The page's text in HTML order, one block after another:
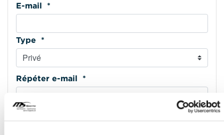
E-mail *
Type *
Répéter e-mail *